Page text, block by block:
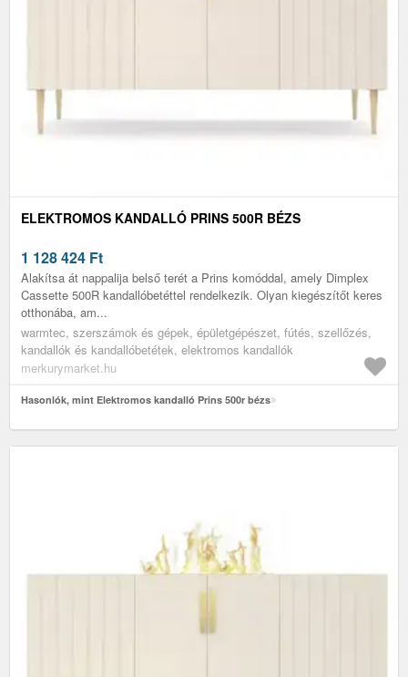
ELEKTROMOS KANDALLÓ PRINS 500R BÉZS
1 128 424 Ft
Alakítsa át nappalija belső terét a Prins komóddal, amely Dimplex
Cassette 500R kandallóbetéttel rendelkezik. Olyan kiegészítőt keres
otthonába, am...
warmtec, szerszámok és gépek, épületgépészet, fútés, szellőzés,
kandallók és kandallóbetétek, elektromos kandallók
merkurymarket.hu
Hasonlók, mint Elektromos kandalló Prins 500r bézs